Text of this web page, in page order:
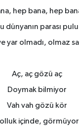
hep bana, hep
dünyanın parası pulu
yar olmadı, olmaz
Aç, aç gözü aç
Doymak bilmiyor
Vah vah gözü kör
içinde, görmüyor